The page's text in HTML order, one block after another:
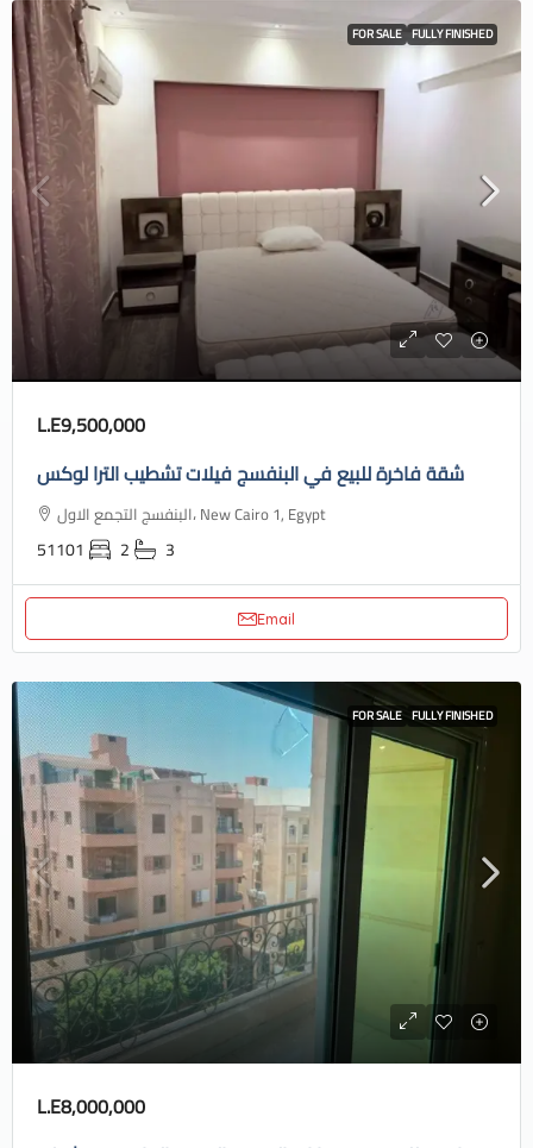
FOR SALE FULLY FINISHED
L.E9,500,000
شقة فاخرة للبيع في البنفسج فيلات تشطيب الترا لوكس
البنفسج التجمع الاول، New Cairo 1, Egypt
51101 2 3
Email
FOR SALE FULLY FINISHED
L.E8,000,000